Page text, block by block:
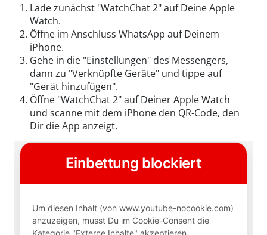
Lade zunächst "WatchChat 2" auf Deine Apple
Watch.
Öffne im Anschluss WhatsApp auf Deinem
iPhone.
Gehe in die "Einstellungen" des Messengers,
dann zu "Verknüpfte Geräte" und tippe auf
"Gerät hinzufügen".
Öffne "WatchChat 2" auf Deiner Apple Watch
und scanne mit dem iPhone den QR-Code, den
Dir die App anzeigt.